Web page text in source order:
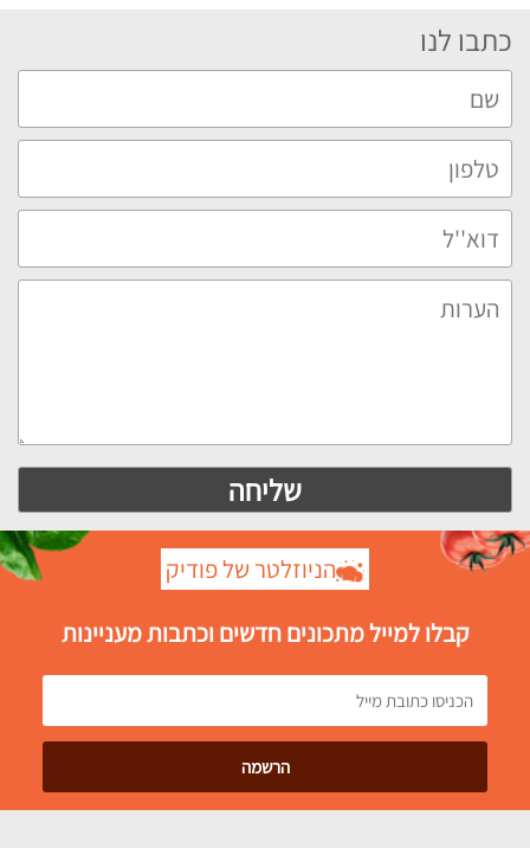
כתבו לנו
הניוזלטר של פודיק
קבלו למייל מתכונים חדשים וכתבות מעניינות